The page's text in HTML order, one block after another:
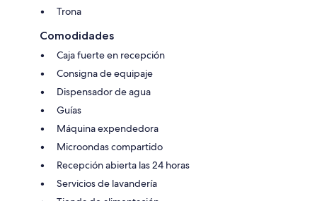
Trona
Comodidades
Caja fuerte en recepción
Consigna de equipaje
Dispensador de agua
Guías
Máquina expendedora
Microondas compartido
Recepción abierta las 24 horas
Servicios de lavandería